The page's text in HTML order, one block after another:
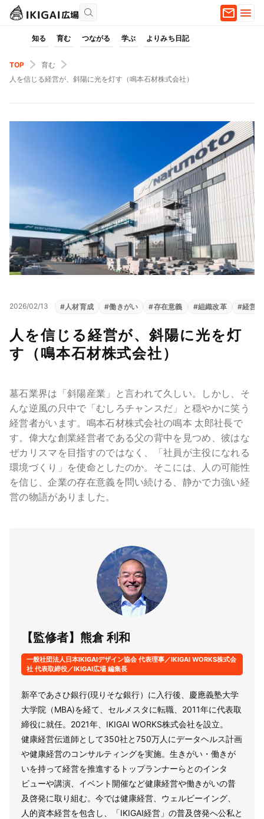
知る 育む つながる 学ぶ よりみち日記
TOP
育む
人を信じる経営が、斜陽に光を灯す（鳴本石材株式会社）
2026/02/13 # 人材育成 #働きがい #存在意義 #組織改革 #経営
人を信じる経営が、斜陽に光を灯
す（鳴本石材株式会社）
墓石業界は「斜陽産業」と言われて久しい。しかし、そ
んな逆風の只中で「むしろチャンスだ」と穏やかに笑う
経営者がいます。鳴本石材株式会社の鳴本 太郎社長で
す。偉大な創業経営者である父の背中を見つめ、彼はな
ぜカリスマを目指すのではなく、「社員が主役になれる
環境づくり」を使命としたのか。そこには、人の可能性
を信じ、企業の存在意義を問い続ける、静かで力強い経
営の物語がありました。
【監修者】熊倉 利和
一般社団法人日本IKIGAIデザイン協会 代表理事／IKIGAI WORKS株式会
社 代表取締役／IKIGAI広場 編集長
新卒であさひ銀行(現りそな銀行）に入行後、慶應義塾大学
大学院（MBA)を経て、セルメスタに転職、2011年に代表取
締役に就任。2021年、IKIGAI WORKS株式会社を設立。
健康経営伝道師として350社と750万人にデータヘルス計画
や健康経営のコンサルティングを実施。生きがい・働きが
いを持って経営を推進するトップランナーらとのインタ
ビューや講演、イベント開催など健康経営や働きがいの普
及啓発に取り組む。今では健康経営、ウェルビーイング、
人的資本経営を包含し、「IKIGAI経営」の普及啓発へ公私と